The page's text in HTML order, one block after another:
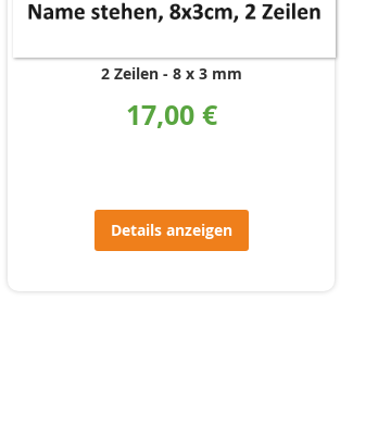
2 Zeilen 8 x 3 mm
17,00 €
Details anzeigen